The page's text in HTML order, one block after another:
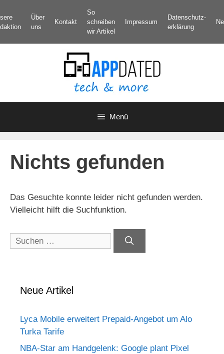
Inhalt
springen
Über
uns
Kontakt
So
schreiben
wir Artikel
Impressum
Datenschutz­
erklärung
Menü
Nichts gefunden
Das Gesuchte konnte leider nicht gefunden werden.
Vielleicht hilft die Suchfunktion.
Suchen
nach:
Neue Artikel
Lyca Mobile erweitert Prepaid-Angebot um Alo
Turka Tarife
NBA-Star am Handgelenk: Google plant Pixel